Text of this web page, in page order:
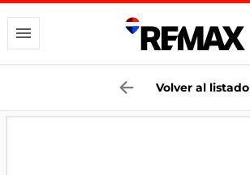
Volver al listado